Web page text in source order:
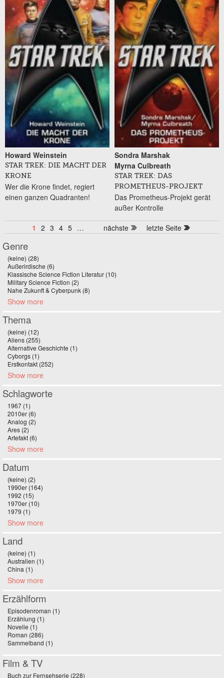
Howard Weinstein
STAR TREK: DIE MACHT DER
KRONE
Wer die Krone findet, regiert
einen ganzen Quadranten!
Sondra Marshak
Myrna Culbreath
STAR TREK: DAS
PROMETHEUS-PROJEKT
Das Prometheus-Projekt gerät
außer Kontrolle
1 2 3 4 5 … nächste letzte Seite
Genre
(keine) (28)
Außerirdische (6)
Klassische Science Fiction Literatur (10)
Military Science Fiction (2)
Nahe Zukunft & Cyberpunk (8)
Show more
Thema
(keine) (12)
Aliens (255)
Alternative Geschichte (1)
Cyborgs (1)
Erstkontakt (252)
Show more
Schlagworte
1967 (1)
2010er (6)
Analog (2)
Ares (2)
Artefakt (6)
Show more
Datum
(keine) (2)
1990er (164)
1992 (15)
1970er (10)
1979 (1)
Show more
Land
(keine) (1)
Australien (1)
China (1)
Show more
Erzählform
Episodenroman (1)
Erzählung (1)
Novelle (1)
Roman (286)
Sammelband (1)
Film & TV
Buch zur Fernsehserie (228)